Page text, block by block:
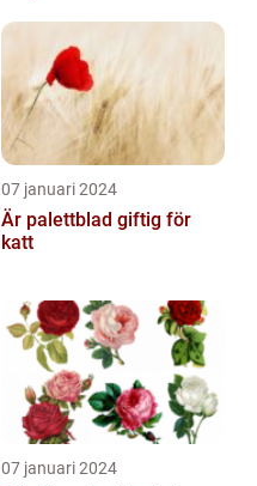
07 januari 2024
Är palettblad giftig för
katt
07 januari 2024